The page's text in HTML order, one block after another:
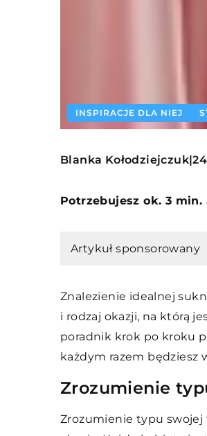
INSPIRACJE DLA NIEJ
Blanka Kołodziejczuk|
Potrzebujesz ok. 3
Artykuł sponsorowany
Znalezienie idealnej
i rodzaj okazji, na którą
poradnik krok po kroku
każdym razem będziesz
Zrozumienie
Zrozumienie typu